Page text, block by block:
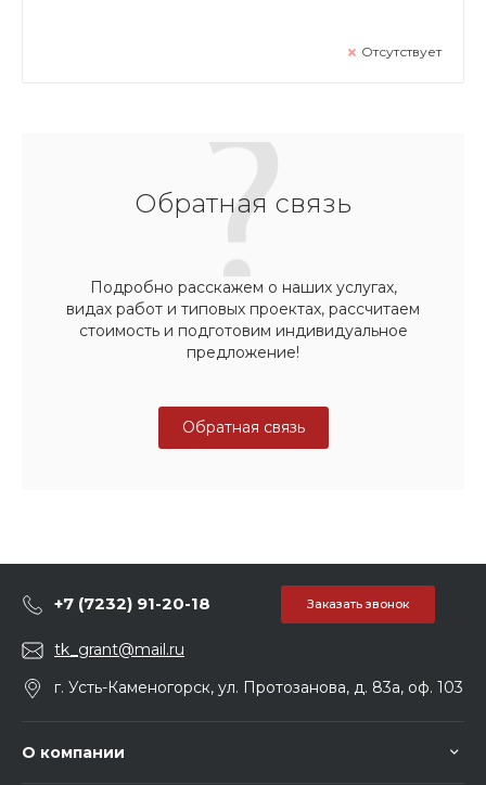
Отсутствует
Обратная связь
Подробно расскажем о наших услугах,
видах работ и типовых проектах, рассчитаем
стоимость и подготовим индивидуальное
предложение!
Обратная связь
+7 (7232) 91-20-18 Заказать звонок
tk_grant@mail.ru
г. Усть-Каменогорск, ул. Протозанова, д. 83а, оф. 103
О компании